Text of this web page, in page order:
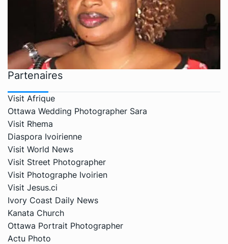
Partenaires
Visit Afrique
Ottawa Wedding Photographer Sara
Visit Rhema
Diaspora Ivoirienne
Visit World News
Visit Street Photographer
Visit Photographe Ivoirien
Visit Jesus.ci
Ivory Coast Daily News
Kanata Church
Ottawa Portrait Photographer
Actu Photo